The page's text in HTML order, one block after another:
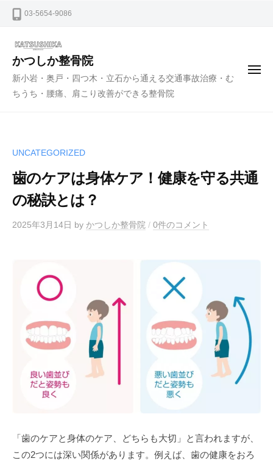
03-5654-9086
かつしか整骨院
新小岩・奥戸・四つ木・立石から通える交通事故治療・む
ちうち・腰痛、肩こり改善ができる整骨院
メ
UNCATEGORIZED
歯のケアは身体ケア！健康を守る共通
の秘訣とは？
2025年3月14日 by かつしか整骨院 / 0件のコメント
「歯のケアと身体のケア、どちらも大切」と言われますが、
この2つには深い関係があります。例えば、歯の健康をおろ